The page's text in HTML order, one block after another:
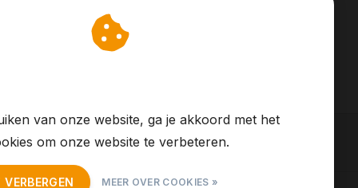
ABONNEER
van onze website, ga je akkoord met het
om onze website te verbeteren.
MEER OVER COOKIES »